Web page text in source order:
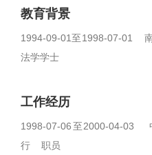
教育背景
1994-09-01至1998-07-01
法学学士
工作经历
1998-07-06至2000-04-03
行 职员